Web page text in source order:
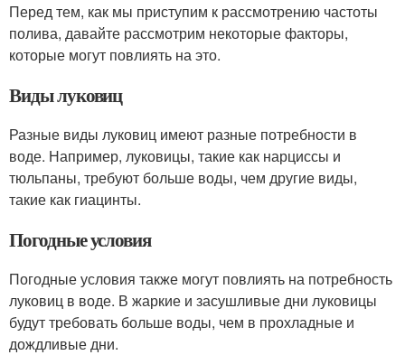
Перед тем, как мы приступим к рассмотрению частоты
полива, давайте рассмотрим некоторые факторы,
которые могут повлиять на это.
Виды луковиц
Разные виды луковиц имеют разные потребности в
воде. Например, луковицы, такие как нарциссы и
тюльпаны, требуют больше воды, чем другие виды,
такие как гиацинты.
Погодные условия
Погодные условия также могут повлиять на потребность
луковиц в воде. В жаркие и засушливые дни луковицы
будут требовать больше воды, чем в прохладные и
дождливые дни.